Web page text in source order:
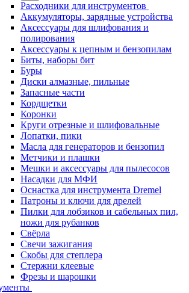
Расходники для инструментов
Аккумуляторы, зарядные устройства
Аксессуары для шлифования и
полирования
Аксессуары к цепным и бензопилам
Биты, наборы бит
Буры
Диски алмазные, пильные
Запасные части
Кордщетки
Коронки
Круги отрезные и шлифовальные
Лопатки, пики
Масла для генераторов и бензопил
Метчики и плашки
Мешки и аксессуары для пылесосов
Насадки для МФИ
Оснастка для инструмента Dremel
Патроны и ключи для дрелей
Пилки для лобзиков и сабельных пил,
ножи для рубанков
Свёрла
Свечи зажигания
Скобы для степлера
Стержни клеевые
Фрезы и шарошки